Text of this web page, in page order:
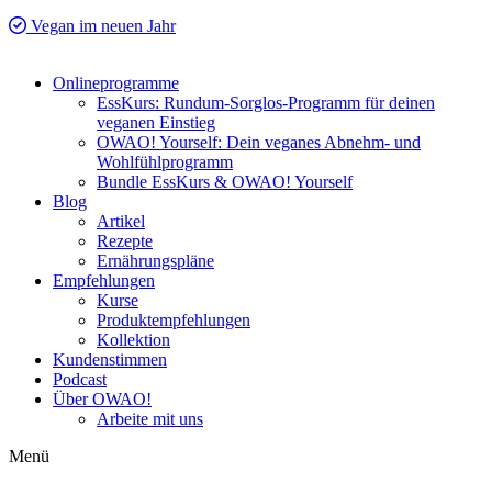
Vegan im neuen Jahr
Onlineprogramme
EssKurs: Rundum-Sorglos-Programm für deinen
veganen Einstieg
OWAO! Yourself: Dein veganes Abnehm- und
Wohlfühlprogramm
Bundle EssKurs & OWAO! Yourself
Blog
Artikel
Rezepte
Ernährungspläne
Empfehlungen
Kurse
Produktempfehlungen
Kollektion
Kundenstimmen
Podcast
Über OWAO!
Arbeite mit uns
Menü